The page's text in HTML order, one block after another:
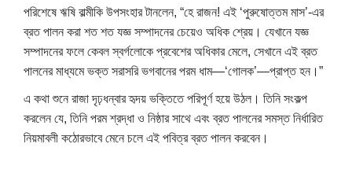
পরিশেষে ঋষি বাল্মীকি উপসংহার টানলেন, “হে রাজন! এই ‘পুরুষোত্তম মাস’-এর
ব্রত পালন করা শত শত যজ্ঞ সম্পাদনের চেয়েও অধিক শ্রেয়। যেখানে যজ্ঞ
সম্পাদনের ফলে কেবল স্বর্গলোকে প্রবেশের অধিকার মেলে, সেখানে এই ব্রত
পালনের মাধ্যমে ভক্ত সরাসরি ভগবানের পরম ধাম—‘গোলক’—প্রাপ্ত হন।”
এ কথা শুনে রাজা দৃঢ়ধন্বার হৃদয় ভক্তিতে পরিপূর্ণ হয়ে উঠল। তিনি সংকল্প
করলেন যে, তিনি পরম শ্রদ্ধা ও নিষ্ঠার সাথে এবং ব্রত পালনের সমস্ত নির্ধারিত
নিয়মাবলী কঠোরভাবে মেনে চলে এই পবিত্র ব্রত পালন করবেন।